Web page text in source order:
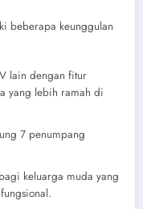
beberapa keunggulan
lain dengan fitur
yang lebih ramah di
7 penumpang
keluarga muda yang